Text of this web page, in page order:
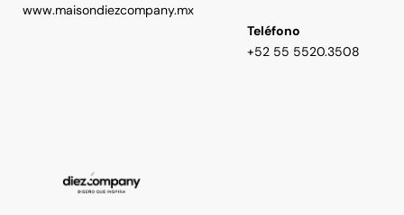
www.maisondiezcompany.mx
Teléfono
+52 55 5520.3508